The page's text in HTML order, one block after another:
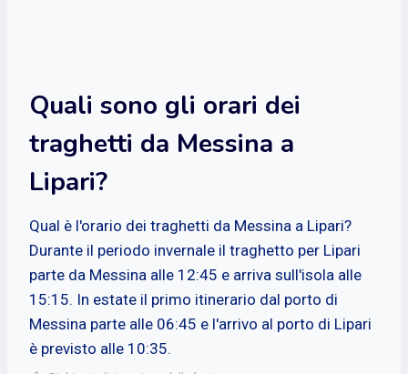
Quali sono gli orari dei
traghetti da Messina a
Lipari?
Qual è l'orario dei traghetti da Messina a Lipari?
Durante il periodo invernale il traghetto per Lipari
parte da Messina alle 12:45 e arriva sull'isola alle
15:15. In estate il primo itinerario dal porto di
Messina parte alle 06:45 e l'arrivo al porto di Lipari
è previsto alle 10:35.